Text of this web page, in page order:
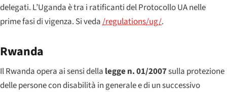
delegati. L’Uganda è tra i ratificanti del Protocollo UA nelle
prime fasi di vigenza. Si veda/regulations/ug/.
Rwanda
Il Rwanda opera ai sensi della legge n. 01/2007sulla protezione
delle persone con disabilità in generale e di un successivo